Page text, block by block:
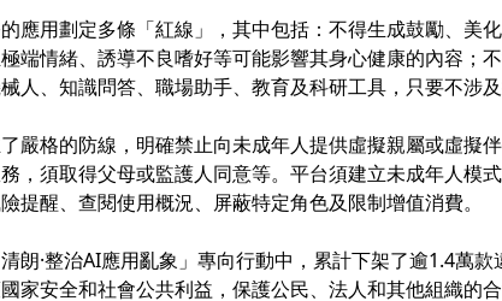
應用劃定多條「紅線」，其中包括：不得生成鼓勵、美
端情緒、誘導不良嗜好等可能影響其身心健康的內容；
人、知識問答、職場助手、教育及科研工具，只要不涉
嚴格的防線，明確禁止向未成年人提供虛擬親屬或虛擬
，須取得父母或監護人同意等。平台須建立未成年人模
提醒、查閱使用概況、屏蔽特定角色及限制增值消費。
朗·整治AI應用亂象」專向行動中，累計下架了逾1.4萬
家安全和社會公共利益，保護公民、法人和其他組織的合